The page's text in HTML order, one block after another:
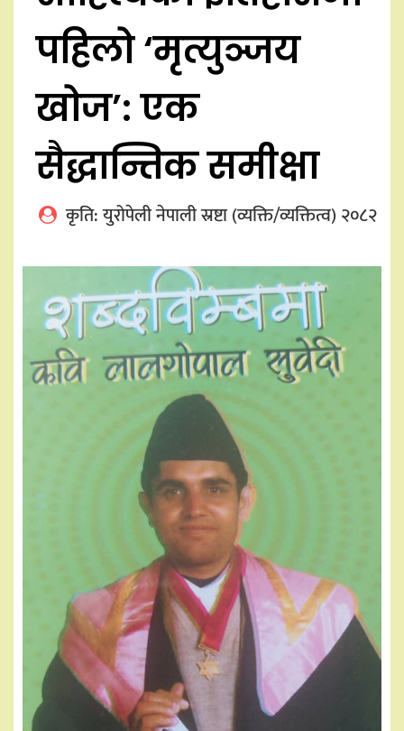
पहिलो ‘मृत्युञ्जय
खोज’: एक
सैद्धान्तिक समीक्षा
कृति: युरोपेली नेपाली स्रष्टा (व्यक्ति/व्यक्तित्व) २०८२